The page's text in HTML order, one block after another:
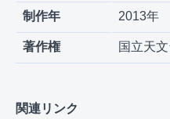
制作年 2013年
著作権 国立天文
関連リンク